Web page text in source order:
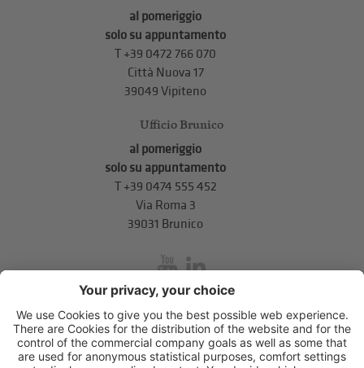
al pomeriggio
solo su appuntamento
T +39 0472 766 070
Città Nuova 17
39049 Vipiteno
Ufficio Brunico
al pomeriggio
solo su appuntamento
T+39 0474 555 452
Via Roma 3
39031 Brunico
inService
Via di Mezzo ai Piani 5 ,39100 Bolzano.T+39 0471 310 311.
info@unione-bz.it